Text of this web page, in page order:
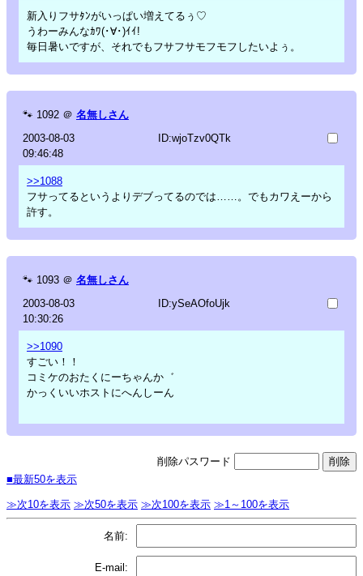
新入りフサﾀﾝがいっぱい増えてるぅ♡
うわーみんなｶﾜ(･∀･)ｲｲ!
毎日暑いですが、それでもフサフサモフモフしたいよぅ。
🐾 1092 ＠ 名無しさん
2003-08-03
09:46:48
ID:wjoTzv0QTk
>>1088
フサってるというよりデブってるのでは……。でもカワえーから
許す。
🐾 1093 ＠ 名無しさん
2003-08-03
10:30:26
ID:ySeAOfoUjk
>>1090
すごい！！
コミケのおたくにーちゃんか゛
かっくいいホストにへんしーん
削除パスワード
■最新50を表示
≫次10を表示 ≫次50を表示 ≫次100を表示 ≫1～100を表示
名前:
E-mail: